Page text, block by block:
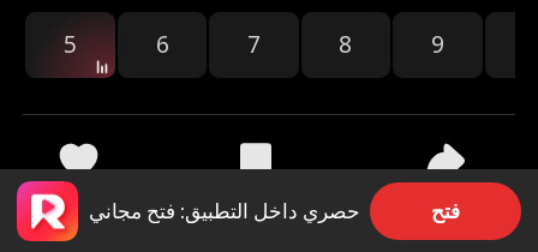
5 6 7 8 9
2.2k 463.2k مشاركة حصري داخل التطبيق: فتح مجاني فتح